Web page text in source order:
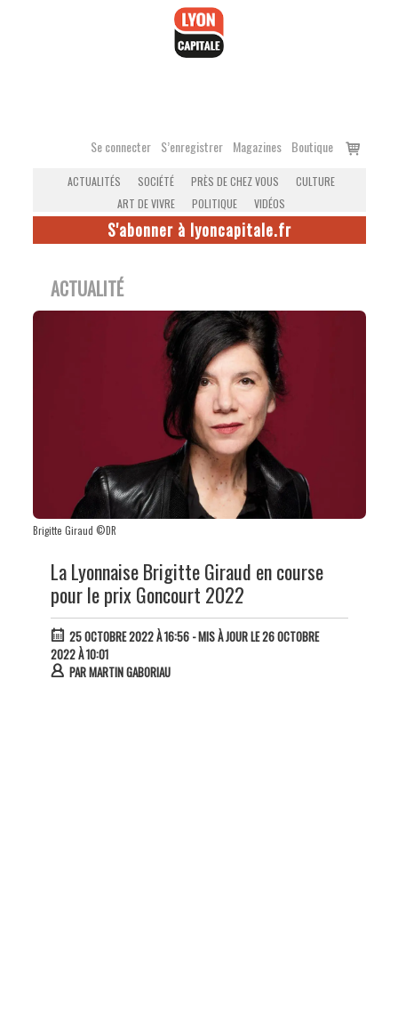
Se connecter S’enregistrer Magazines Boutique
Voir
ACTUALITÉS SOCIÉTÉ PRÈS DE CHEZ VOUS
CULTURE
ART DE VIVRE
POLITIQUE VIDÉOS
S'abonner à lyoncapitale.fr
ACTUALITÉ
Brigitte Giraud ©DR
La Lyonnaise Brigitte Giraud en course
pour le prix Goncourt 2022
25 OCTOBRE 2022 À 16:56- MIS À JOUR LE 26 OCTOBRE
2022 À 10:01
PARMARTIN GABORIAU